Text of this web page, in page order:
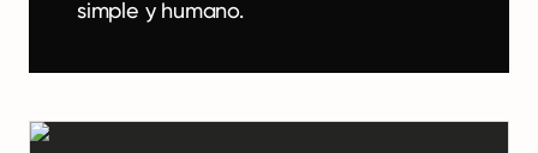
simple y humano.